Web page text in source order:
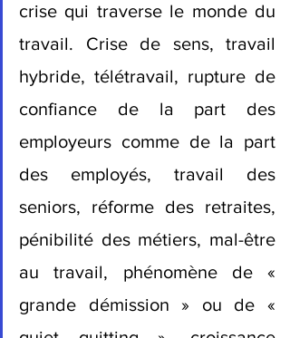
crise qui traverse le monde du
travail. Crise de sens, travail
hybride, télétravail, rupture de
confiance de la part des
employeurs comme de la part
des employés, travail des
seniors, réforme des retraites,
pénibilité des métiers, mal-être
au travail, phénomène de «
grande démission » ou de «